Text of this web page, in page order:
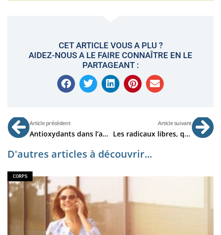
CET ARTICLE VOUS A PLU ?
AIDEZ-NOUS A LE FAIRE CONNAÎTRE EN LE
PARTAGEANT :
Précédent
Article précédent
Antioxydants dans l’alimentation : que sont-ils ? Quels sont leurs bienfaits ? Où les trouver ?
Article suivant
Les radicaux libres, qu’est-ce que c’est ? Pourquoi sont-ils responsables du vieillissement de la peau ?
D'autres articles à découvrir...
CORPS